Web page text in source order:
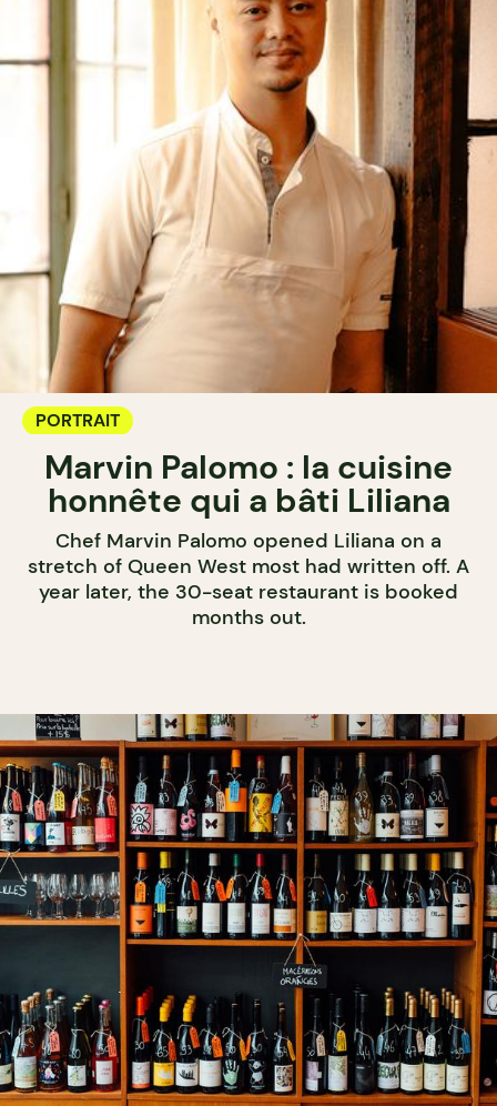
PORTRAIT
Marvin Palomo : la cuisine
honnête qui a bâti Liliana
Chef Marvin Palomo opened Liliana on a
stretch of Queen West most had written off. A
year later, the 30-seat restaurant is booked
months out.